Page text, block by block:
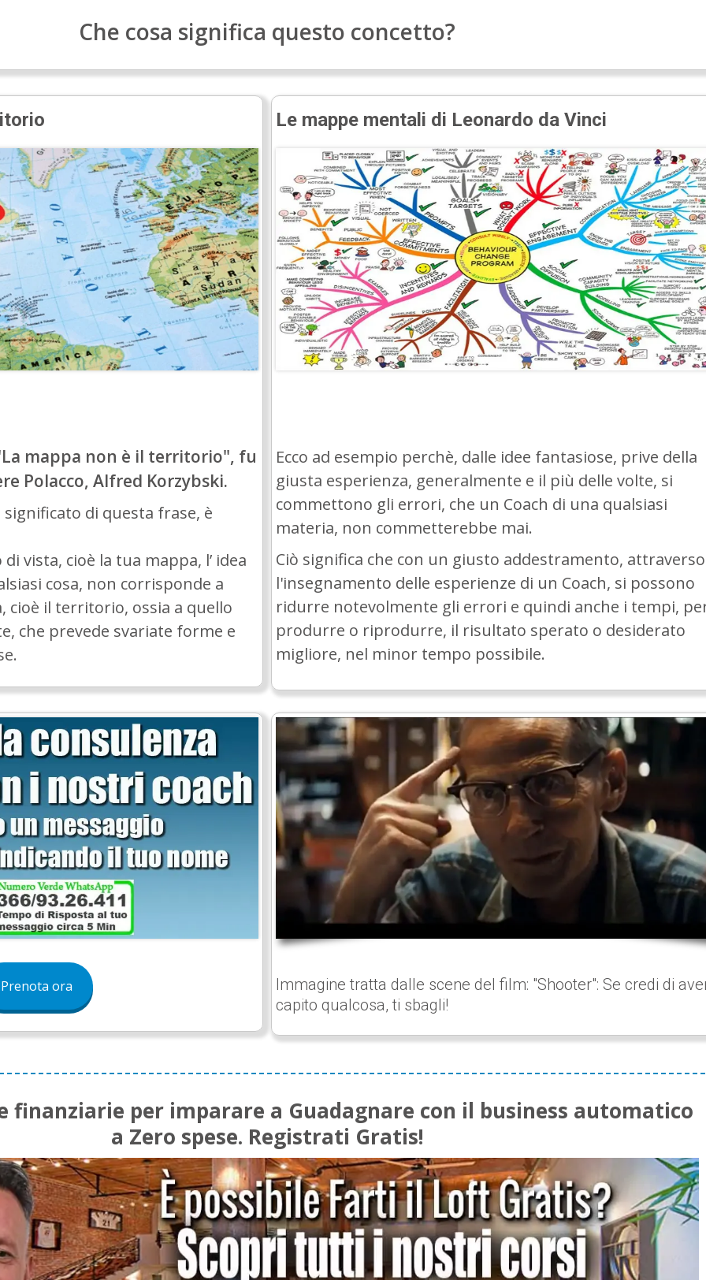
Che cosa significa questo concetto?
mappa non è il territorio", fu
Polacco, Alfred Korzybski.
di questa frase, è
vista, cioè la tua mappa, l’ idea
cosa, non corrisponde a
cioè il territorio, ossia a quello
che prevede svariate forme e
Le mappe mentali di Leonardo da Vinci
Ecco ad esempio perchè, dalle idee fantasiose, prive della
giusta esperienza, generalmente e il più delle volte, si
commettono gli errori, che un Coach di una qualsiasi
materia, non commetterebbe mai.
Ciò significa che con un giusto addestramento, attraverso
l'insegnamento delle esperienze di un Coach, si possono
ridurre notevolmente gli errori e quindi anche i tempi,
produrre o riprodurre, il risultato sperato o desiderato
migliore, nel minor tempo possibile.
Prenota ora
Immagine tratta dalle scene del film: "Shooter": Se credi di
capito qualcosa, ti sbagli!
finanziarie per imparare a Guadagnare con il business automatico
a Zero spese. Registrati Gratis!